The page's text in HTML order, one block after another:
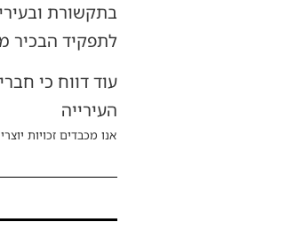
בתקשורת
לתפקיד הבכיר
עוד דווח כי
העירייה
אנו מכבדים זכויות